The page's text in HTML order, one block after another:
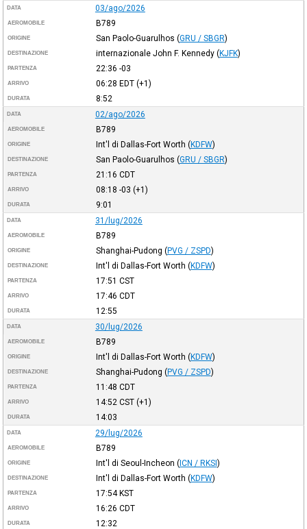
DATA 03/ago/2026
AEROMOBILE B789
ORIGINE San Paolo-Guarulhos (GRU / SBGR)
DESTINAZIONE internazionale John F. Kennedy (KJFK)
PARTENZA 22:36 -03
ARRIVO 06:28 EDT(+1)
DURATA 8:52
DATA 02/ago/2026
AEROMOBILE B789
ORIGINE Int'l di Dallas-Fort Worth (KDFW)
DESTINAZIONE San Paolo-Guarulhos (GRU / SBGR)
PARTENZA 21:16 CDT
ARRIVO 08:18 -03 (+1)
DURATA 9:01
DATA 31/lug/2026
AEROMOBILE B789
ORIGINE Shanghai-Pudong (PVG / ZSPD)
DESTINAZIONE Int'l di Dallas-Fort Worth (KDFW)
PARTENZA 17:51 CST
ARRIVO 17:46 CDT
DURATA 12:55
DATA 30/lug/2026
AEROMOBILE B789
ORIGINE Int'l di Dallas-Fort Worth (KDFW)
DESTINAZIONE Shanghai-Pudong (PVG / ZSPD)
PARTENZA 11:48 CDT
ARRIVO 14:52 CST(+1)
DURATA 14:03
DATA 29/lug/2026
AEROMOBILE B789
ORIGINE Int'l di Seoul-Incheon (ICN / RKSI)
DESTINAZIONE Int'l di Dallas-Fort Worth (KDFW)
PARTENZA 17:54KST
ARRIVO 16:26 CDT
DURATA 12:32